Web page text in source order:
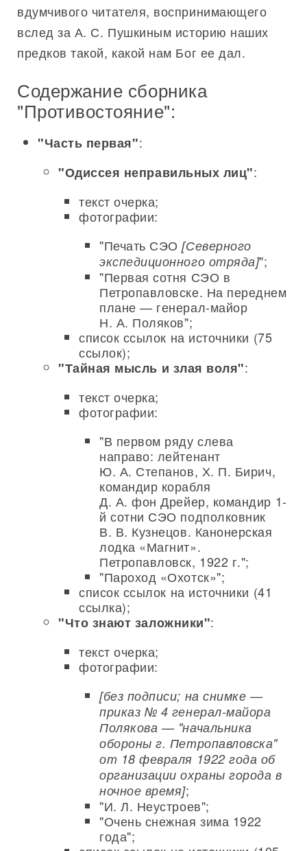
вдумчивого читателя, воспринимающего
вслед за А. С. Пушкиным историю наших
предков такой, какой нам Бог ее дал.
Содержание сборника
"Противостояние":
"Часть первая":
"Одиссея неправильных лиц":
текст очерка;
фотографии:
"Печать СЭО[Северного
экспедиционного отряда]";
"Первая сотня СЭО в
Петропавловске. На переднем
плане — генерал-майор
Н. А. Поляков";
список ссылок на источники (75
ссылок);
"Тайная мысль и злая воля":
текст очерка;
фотографии:
"В первом ряду слева
направо: лейтенант
Ю. А. Степанов, Х. П. Бирич,
командир корабля
Д. А. фон Дрейер, командир 1-
й сотни СЭО подполковник
В. В. Кузнецов. Канонерская
лодка «Магнит».
Петропавловск, 1922 г.";
"Пароход «Охотск»";
список ссылок на источники (41
ссылка);
"Что знают заложники":
текст очерка;
фотографии:
[без подписи; на снимке —
приказ № 4 генерал-майора
Полякова — "начальника
обороны г. Петропавловска"
от 18 февраля 1922 года об
организации охраны города в
ночное время];
"И. Л. Неустроев";
"Очень снежная зима 1922
года";